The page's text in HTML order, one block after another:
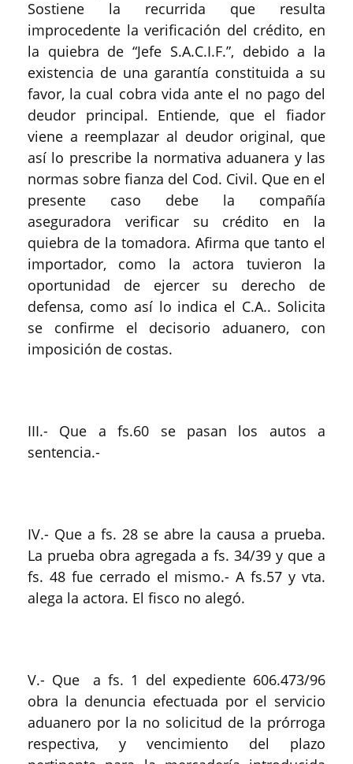
Sostiene la recurrida que resulta
improcedente la verificación del crédito, en
la quiebra de “Jefe S.A.C.I.F.”, debido a la
existencia de una garantía constituida a su
favor, la cual cobra vida ante el no pago del
deudor principal. Entiende, que el fiador
viene a reemplazar al deudor original, que
así lo prescribe la normativa aduanera y las
normas sobre fianza del Cod. Civil. Que en el
presente caso debe la compañía
aseguradora verificar su crédito en la
quiebra de la tomadora. Afirma que tanto el
importador, como la actora tuvieron la
oportunidad de ejercer su derecho de
defensa, como así lo indica el C.A.. Solicita
se confirme el decisorio aduanero, con
imposición de costas.
III.- Que a fs.60 se pasan los autos a
sentencia.-
IV.- Que a fs. 28 se abre la causa a prueba.
La prueba obra agregada a fs. 34/39 y que a
fs. 48 fue cerrado el mismo.- A fs.57 y vta.
alega la actora. El fisco no alegó.
V.- Que a fs. 1 del expediente 606.473/96
obra la denuncia efectuada por el servicio
aduanero por la no solicitud de la prórroga
respectiva, y vencimiento del plazo